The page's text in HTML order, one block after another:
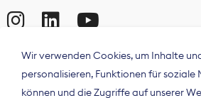
Wir verwenden Cookies, um Inhalte
personalisieren, Funktionen für soziale
können und die Zugriffe auf unserer